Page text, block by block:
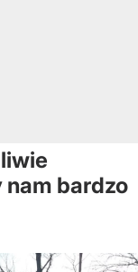
nam bardzo